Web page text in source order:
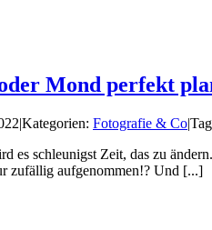
Mond perfekt
|Kategorien: Fotografie & Co|
schleunigst Zeit, das zu
zufällig aufgenommen!? Und [...]